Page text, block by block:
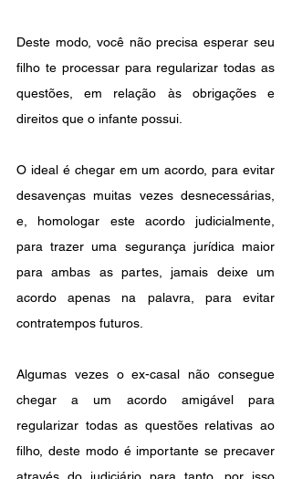
Deste modo, você não precisa esperar seu
filho te processar para regularizar todas as
questões, em relação às obrigações e
direitos que o infante possui.
O ideal é chegar em um acordo, para evitar
desavenças muitas vezes desnecessárias,
e, homologar este acordo judicialmente,
para trazer uma segurança jurídica maior
para ambas as partes, jamais deixe um
acordo apenas na palavra, para evitar
contratempos futuros.
Algumas vezes o ex-casal não consegue
chegar a um acordo amigável para
regularizar todas as questões relativas ao
filho, deste modo é importante se precaver